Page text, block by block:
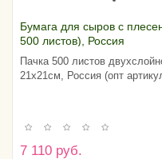
Бумага для сыров с
500 листов), Россия
Пачка 500 листов
21х21см, Россия (опт
7 110 руб.